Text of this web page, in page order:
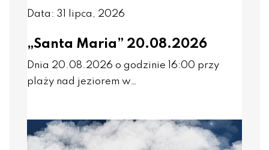
Data: 31 lipca, 2026
„Santa Maria” 20.08.2026
Dnia 20.08.2026 o godzinie 16:00 przy
plaży nad jeziorem w…